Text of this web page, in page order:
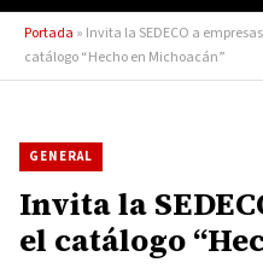
Portada » Invita la SEDECO a
catálogo “Hecho en Michoacán”
GENERAL
Invita la
el catálogo